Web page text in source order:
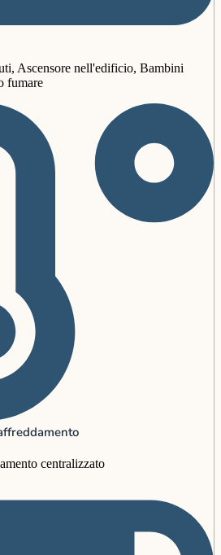
Ascensore nell'edificio, Bambini
fumare
centralizzato